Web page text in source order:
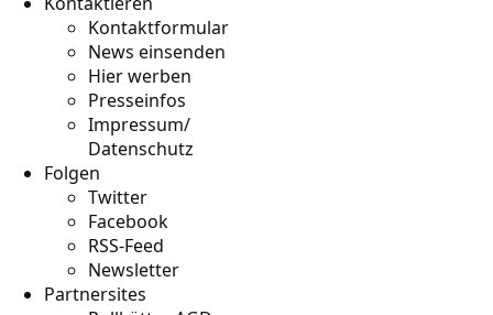
Kontaktformular
News einsenden
Hier werben
Presseinfos
Impressum/
Datenschutz
Folgen
Twitter
Facebook
RSS-Feed
Newsletter
Partnersites